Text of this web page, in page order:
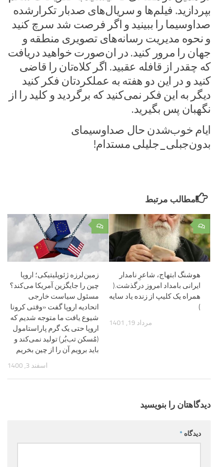
بپردازید. فیلم‌ها و سریال‌های صدبار تکرارشده
صداوسیما را ببینید و اگر فرصت شد سرچ کنید
و نحوه مدیریت رسانه‌های تصویری منطقه و
جهان را مرور کنید. در ان‌صورت خواهید دریافت
که چقدر از قافله عقبید. اگر کلاه‌تان را قاضی
کنید و در این دو هفته به عملکردتان فکر کنید
دیگر به این فکر نمی‌کنید که برگردید و کلید را از
نگهبان پس بگیرید.
ایام خوب‌شدن حال صداوسیمای
بدون‌جبلی_جلیلی مستدام!
مطالب مرتبط
۰
زمین‌لرزه ژئوپلیتیکی؛ اروپا
چین را جایگزین آمریکا می‌کند؟
مسئول سیاست خارجی
اتحادیه اروپا گفت «وقتی کرونا
شیوع یافت ما متوجه شدیم که
اروپا حتی یک گرم پاراستامول
(مُسکن تب‌بُر) تولید نمی‌کند و
باید برویم آن را از چین بخریم
اسفند 3, 1400
۰
هوشنگ ابتهاج، شاعرِ نامدار
ایرانی بامداد امروز درگذشت.(
همراه یک کلیپ از زنده یاد سایه
)
مرداد 19, 1401
دیدگاهتان را بنویسید
دیدگاه *